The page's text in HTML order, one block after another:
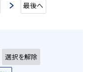
最後へ
選択を解除